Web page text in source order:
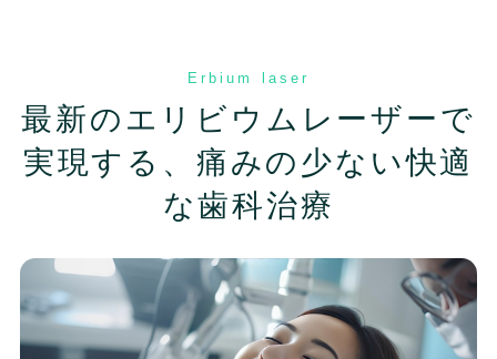
Erbium laser
最新のエリビウムレーザーで
実現する、痛みの少ない快適
な歯科治療